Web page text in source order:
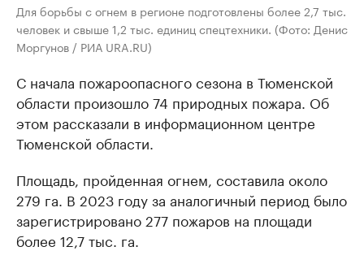
Для борьбы с огнем в регионе подготовлены более 2,7 тыс.
человек и свыше 1,2 тыс. единиц спецтехники. (Фото: Денис
Моргунов / РИА URA.RU)
С начала пожароопасного сезона в Тюменской
области произошло 74 природных пожара. Об
этом рассказали в информационном центре
Тюменской области.
Площадь, пройденная огнем, составила около
279 га. В 2023 году за аналогичный период было
зарегистрировано 277 пожаров на площади
более 12,7 тыс. га.